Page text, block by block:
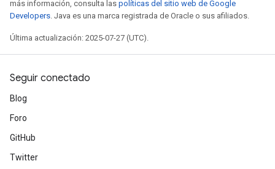
más información, consulta las políticas del sitio web de Google
Developers. Java es una marca registrada de Oracle o sus afiliados.
Última actualización: 2025-07-27 (UTC).
Seguir conectado
Blog
Foro
GitHub
Twitter